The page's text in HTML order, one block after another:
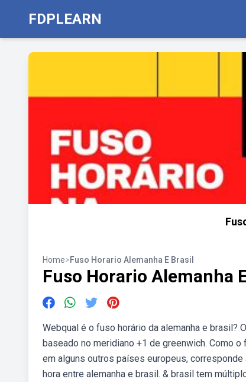
FDPLEARN
Home>Fuso Horario Alemanha E Brasil
Fuso Horario Alemanha
Webqual é o fuso horário da alemanha e brasil?
baseado no meridiano +1 de greenwich. Como
em alguns outros países europeus,
hora entre alemanha e brasil. & brasil tem